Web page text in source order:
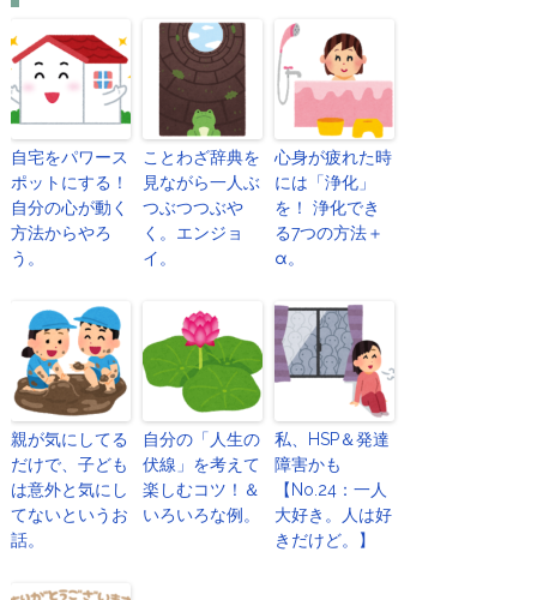
自宅をパワース
ポットにする！
自分の心が動く
方法からやろ
う。
ことわざ辞典を
見ながら一人ぶ
つぶつつぶや
く。エンジョ
イ。
心身が疲れた時
には「浄化」
を！ 浄化でき
る7つの方法＋
α。
親が気にしてる
だけで、子ども
は意外と気にし
てないというお
話。
自分の「人生の
伏線」を考えて
楽しむコツ！＆
いろいろな例。
私、HSP＆発達
障害かも
【No.24：一人
大好き。人は好
きだけど。】